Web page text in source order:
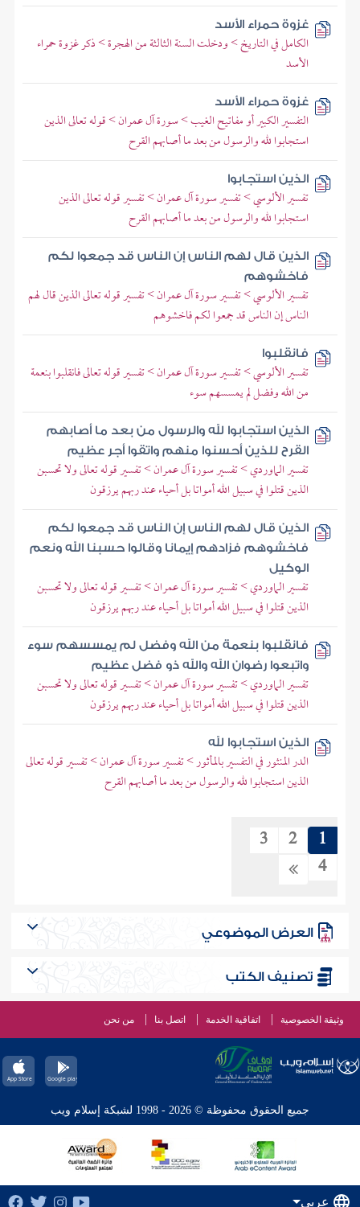
غزوة حمراء الأسد
الكامل في التاريخ > ودخلت السنة الثالثة من الهجرة > ذكر غزوة حمراء
الأسد
غزوة حمراء الأسد
التفسير الكبير أو مفاتيح الغيب > سورة آل عمران > قوله تعالى الذين
استجابوا لله والرسول من بعد ما أصابهم القرح
الذين استجابوا
تفسير الألوسي > تفسير سورة آل عمران > تفسير قوله تعالى الذين
استجابوا لله والرسول من بعد ما أصابهم القرح
الذين قال لهم الناس إن الناس قد جمعوا لكم
فاخشوهم
تفسير الألوسي > تفسير سورة آل عمران > تفسير قوله تعالى الذين قال لهم
الناس إن الناس قد جمعوا لكم فاخشوهم
فانقلبوا
تفسير الألوسي > تفسير سورة آل عمران > تفسير قوله تعالى فانقلبوا بنعمة
من الله وفضل لم يمسسهم سوء
الذين استجابوا لله والرسول من بعد ما أصابهم
القرح للذين أحسنوا منهم واتقوا أجر عظيم
تفسير الماوردي > تفسير سورة آل عمران > تفسير قوله تعالى ولا تحسبن
الذين قتلوا في سبيل الله أمواتا بل أحياء عند ربهم يرزقون
الذين قال لهم الناس إن الناس قد جمعوا لكم
فاخشوهم فزادهم إيمانا وقالوا حسبنا الله ونعم
الوكيل
تفسير الماوردي > تفسير سورة آل عمران > تفسير قوله تعالى ولا تحسبن
الذين قتلوا في سبيل الله أمواتا بل أحياء عند ربهم يرزقون
فانقلبوا بنعمة من الله وفضل لم يمسسهم سوء
واتبعوا رضوان الله والله ذو فضل عظيم
تفسير الماوردي > تفسير سورة آل عمران > تفسير قوله تعالى ولا تحسبن
الذين قتلوا في سبيل الله أمواتا بل أحياء عند ربهم يرزقون
الذين استجابوا لله
الدر المنثور في التفسير بالمأثور > تفسير سورة آل عمران > تفسير قوله تعالى
الذين استجابوا لله والرسول من بعد ما أصابهم القرح
1
2
3
4
العرض الموضوعي
تصنيف الكتب
وثيقة الخصوصية اتفاقية الخدمة اتصل بنا من نحن
جميع الحقوق محفوظة © 2026 - 1998 لشبكة إسلام ويب
عربي